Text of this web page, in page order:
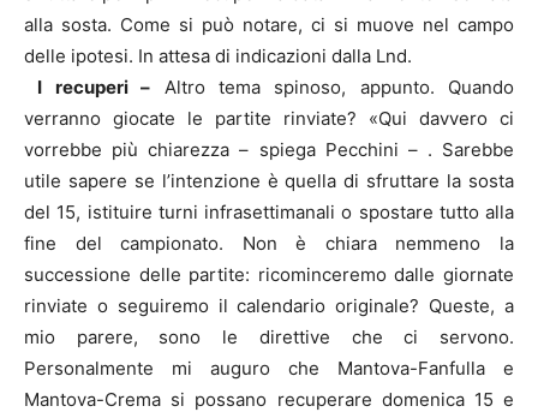
alla sosta. Come si può notare, ci si muove nel campo
delle ipotesi. In attesa di indicazioni dalla Lnd.
I recuperi – Altro tema spinoso, appunto. Quando
verranno giocate le partite rinviate? «Qui davvero ci
vorrebbe più chiarezza – spiega Pecchini – . Sarebbe
utile sapere se l’intenzione è quella di sfruttare la sosta
del 15, istituire turni infrasettimanali o spostare tutto alla
fine del campionato. Non è chiara nemmeno la
successione delle partite: ricominceremo dalle giornate
rinviate o seguiremo il calendario originale? Queste, a
mio parere, sono le direttive che ci servono.
Personalmente mi auguro che Mantova-Fanfulla e
Mantova-Crema si possano recuperare domenica 15 e